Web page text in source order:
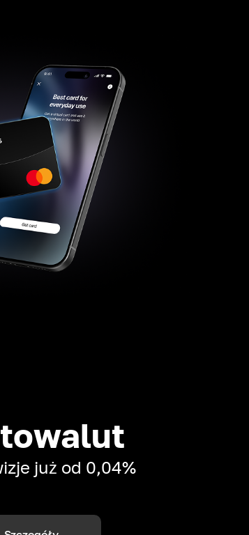
już od 0,04%